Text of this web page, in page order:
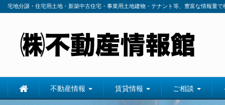
宅地分譲・住宅用土地・新築中古住宅・事業用土地建物・テナント等、豊富な情報量
不動産情報 賃貸情報 ご相談